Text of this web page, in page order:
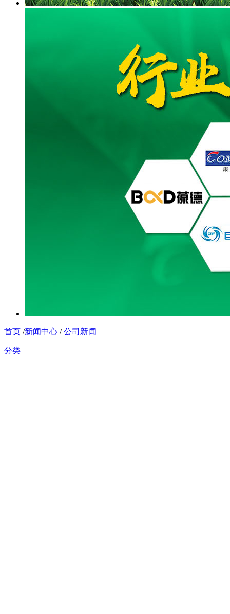
首页 /新闻中心 /公司新闻
分类